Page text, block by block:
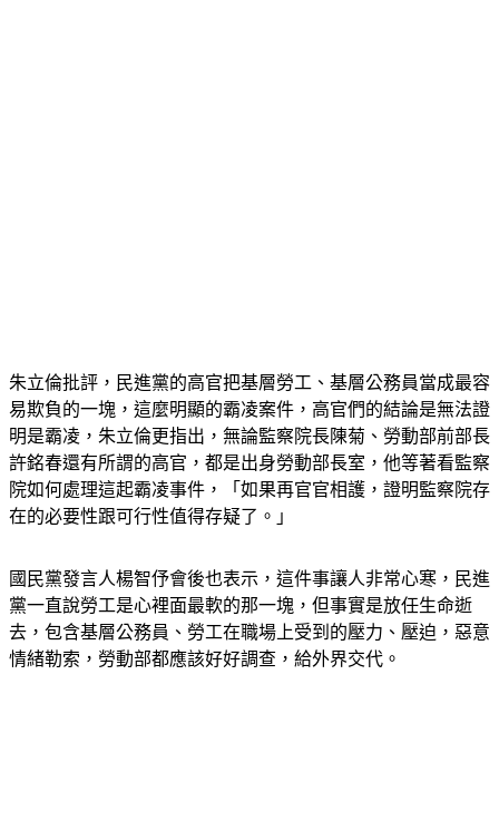
朱立倫批評，民進黨的高官把基層勞工、基層公務員當成最容
易欺負的一塊，這麼明顯的霸凌案件，高官們的結論是無法證
明是霸凌，朱立倫更指出，無論監察院長陳菊、勞動部前部長
許銘春還有所謂的高官，都是出身勞動部長室，他等著看監察
院如何處理這起霸凌事件，「如果再官官相護，證明監察院存
國民黨發言人楊智伃會後也表示，這件事讓人非常心寒，民進
黨一直說勞工是心裡面最軟的那一塊，但事實是放任生命逝
去，包含基層公務員、勞工在職場上受到的壓力、壓迫，惡意